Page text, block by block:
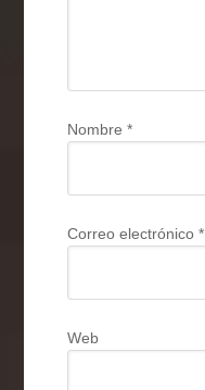
Nombre*
Correo electrónico*
Web